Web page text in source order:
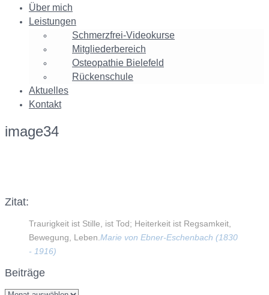
Über mich
Leistungen
Schmerzfrei-Videokurse
Mitgliederbereich
Osteopathie Bielefeld
Rückenschule
Aktuelles
Kontakt
image34
Zitat:
Traurigkeit ist Stille, ist Tod; Heiterkeit ist Regsamkeit,
Bewegung, Leben. Marie von Ebner-Eschenbach (1830
- 1916)
Beiträge